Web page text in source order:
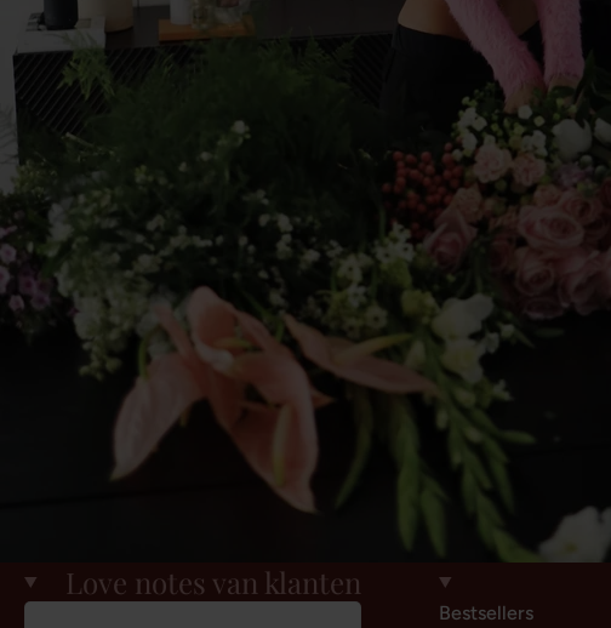
Love notes van klanten
Bestsellers